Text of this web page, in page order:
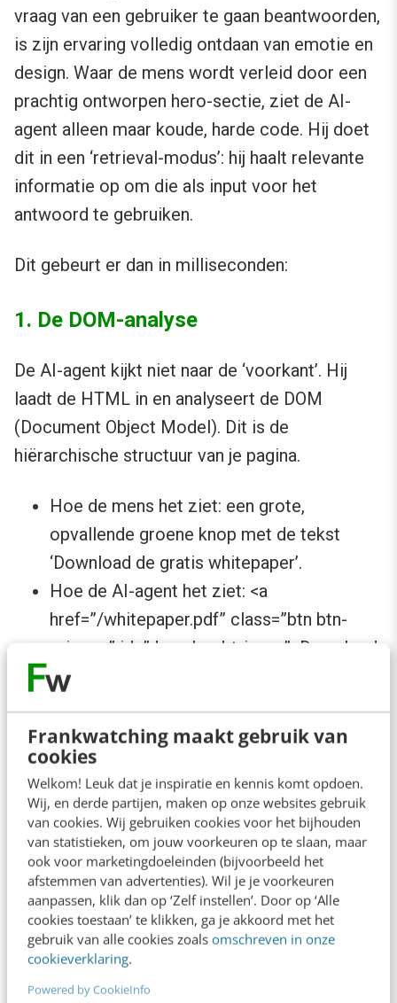
Frankwatching maakt gebruik van
cookies
Welkom! Leuk dat je inspiratie en kennis komt opdoen.
Wij, en derde partijen, maken op onze websites gebruik
van cookies. Wij gebruiken cookies voor het bijhouden
van statistieken, om jouw voorkeuren op te slaan, maar
ook voor marketingdoeleinden (bijvoorbeeld het
afstemmen van advertenties). Wil je je voorkeuren
aanpassen, klik dan op ‘Zelf instellen’. Door op ‘Alle
cookies toestaan’ te klikken, ga je akkoord met het
gebruik van alle cookies zoals omschreven in onze
cookieverklaring.
Powered by CookieInfo
vraag van een gebruiker te gaan beantwoorden,
is zijn ervaring volledig ontdaan van emotie en
design. Waar de mens wordt verleid door een
prachtig ontworpen hero-sectie, ziet de AI-
agent alleen maar koude, harde code. Hij doet
dit in een ‘retrieval-modus’: hij haalt relevante
informatie op om die als input voor het
antwoord te gebruiken.
Dit gebeurt er dan in milliseconden:
1. De DOM-analyse
De AI-agent kijkt niet naar de ‘voorkant’. Hij
laadt de HTML in en analyseert de DOM
(Document Object Model). Dit is de
hiërarchische structuur van je pagina.
Hoe de mens het ziet: een grote,
opvallende groene knop met de tekst
‘Download de gratis whitepaper’.
Hoe de AI-agent het ziet: <a
href=”/whitepaper.pdf” class=”btn btn-
primary” id=”download-trigger”>Download
de gratis whitepaper</a>.
De AI-agent zoekt in deze structuur naar
semantiek. Staat een tekst in de <header>,
<main> of <footer> sectie? Koppen (<h1>,
<h2>) zijn voor een AI-agent geen opmaak,
maar letterlijke wegwijzers van wat belangrijk
is. Een goede HTML-structuur is dan ook erg
belangrijk voor de AI-agent.
Voorbeeld uit de praktijk: